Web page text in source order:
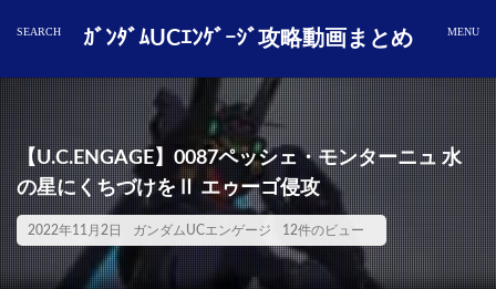
ｶﾞﾝﾀﾞﾑUCｴﾝｹﾞｰｼﾞ攻略動画まとめ
【U.C.ENGAGE】0087ペッシェ・モンターニュ 水
の星にくちづけをⅡ エゥーゴ侵攻
2022年11月2日 ガンダムUCエンゲージ 12件のビュー